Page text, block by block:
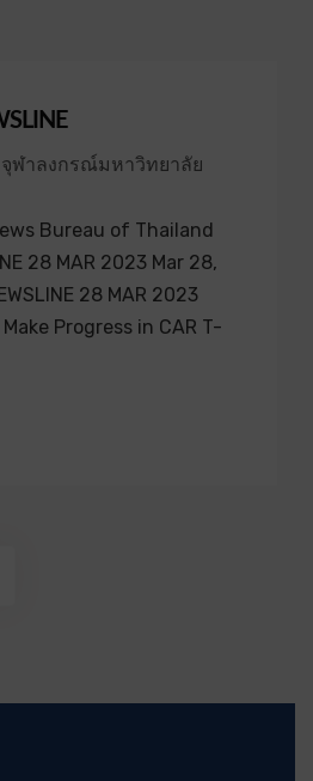
จุฬาลงกรณ์มหาวิทยาลัย
Bureau of Thailand
28 MAR 2023 Mar 28,
28 MAR 2023
Progress in CAR T-